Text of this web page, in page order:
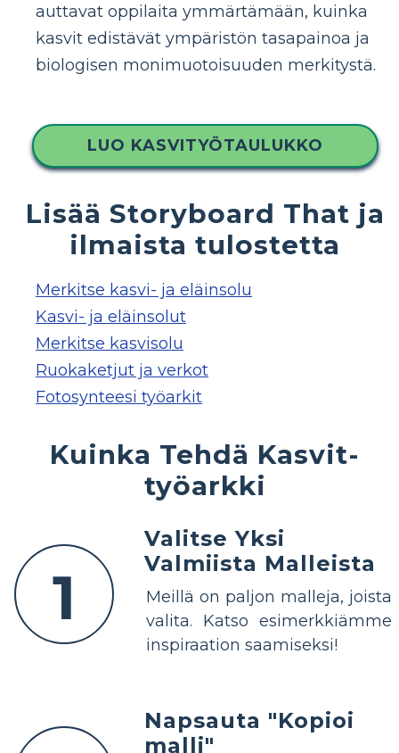
auttavat oppilaita ymmärtämään, kuinka
kasvit edistävät ympäristön tasapainoa ja
biologisen monimuotoisuuden merkitystä.
LUO KASVITYÖTAULUKKO
Lisää Storyboard That ja
ilmaista tulostetta
Merkitse kasvi- ja eläinsolu
Kasvi- ja eläinsolut
Merkitse kasvisolu
Ruokaketjut ja verkot
Fotosynteesi työarkit
Kuinka Tehdä Kasvit-
työarkki
1
Valitse Yksi
Valmiista Malleista
Meillä on paljon malleja, joista
valita. Katso esimerkkiämme
inspiraation saamiseksi!
Napsauta "Kopioi
malli"